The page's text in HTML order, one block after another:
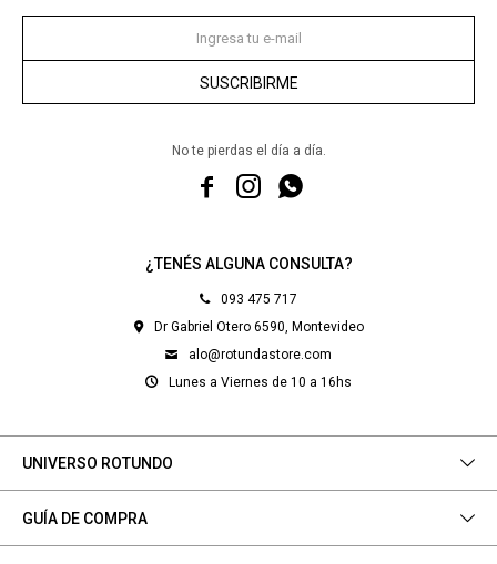
¿TENÉS ALGUNA CONSULTA?
093 475 717
Dr Gabriel Otero 6590, Montevideo
alo@rotundastore.com
Lunes a Viernes de 10 a 16hs
UNIVERSO ROTUNDO
GUÍA DE COMPRA
SUSCRIBIRME
No te pierdas el día a día.
  